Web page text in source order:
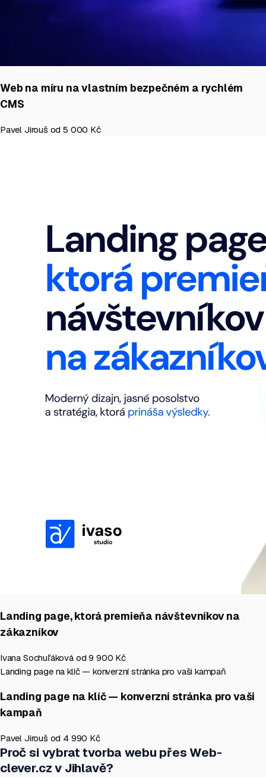
Web na míru na vlastním bezpečném a rychlém
CMS
Pavel Jirouš od 5 000 Kč
Landing page, ktorá premieňa návštevníkov na
zákazníkov
Ivana Sochuľáková od 9 900 Kč
Landing page na klíč — konverzní stránka pro vaši kampaň
Landing page na klíč — konverzní stránka pro vaši
kampaň
Pavel Jirouš od 4 990 Kč
Proč si vybrat tvorba webu přes Web-
clever.cz v Jihlavě?